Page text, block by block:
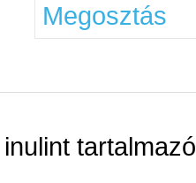
Megosztás